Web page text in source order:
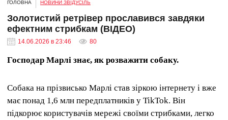
ГОЛОВНА НОВИНИ ЗВІДУСІЛЬ
Золотистий ретрівер прославився завдяки
ефектним стрибкам (ВІДЕО)
14.06.2026 в 23:46 80
Господар Марлі знає, як розважити собаку.
Собака на прізвисько Марлі став зіркою інтернету і вже
має понад 1,6 млн передплатників у TikTok. Він
підкорює користувачів мережі своїми стрибками, легко